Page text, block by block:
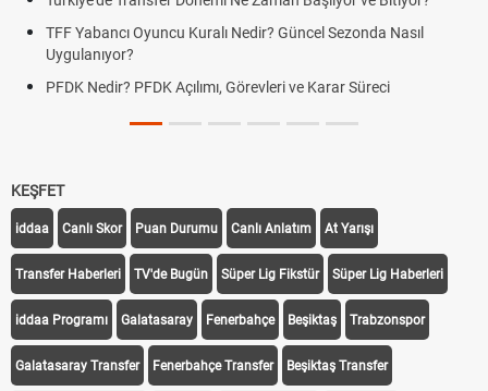
TFF Yabancı Oyuncu Kuralı Nedir? Güncel Sezonda Nasıl
Uygulanıyor?
PFDK Nedir? PFDK Açılımı, Görevleri ve Karar Süreci
KEŞFET
iddaa Canlı Skor Puan Durumu Canlı Anlatım At Yarışı
Transfer Haberleri TV'de Bugün Süper Lig Fikstür Süper Lig Haberleri
iddaa Programı Galatasaray Fenerbahçe Beşiktaş Trabzonspor
Galatasaray Transfer Fenerbahçe Transfer Beşiktaş Transfer